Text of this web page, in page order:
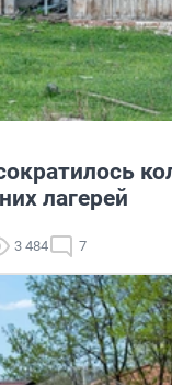
лагерей
3 484 7